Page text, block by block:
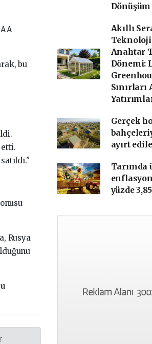
bu
etti.
satıldı."
Rusya
Akıllı
Anahtar
Dönemi:
Sınırları
Gerçek
ayırt
Tarımda
yüzde